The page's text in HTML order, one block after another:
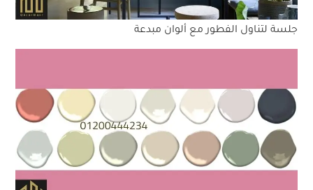
جلسة لتناول الفطور مع ألوان مبدعة